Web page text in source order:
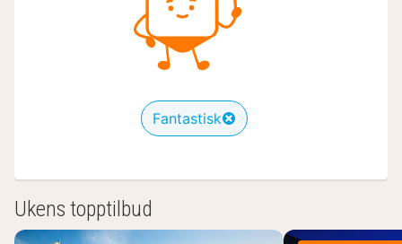
Fantastisk
Ukens topptilbud